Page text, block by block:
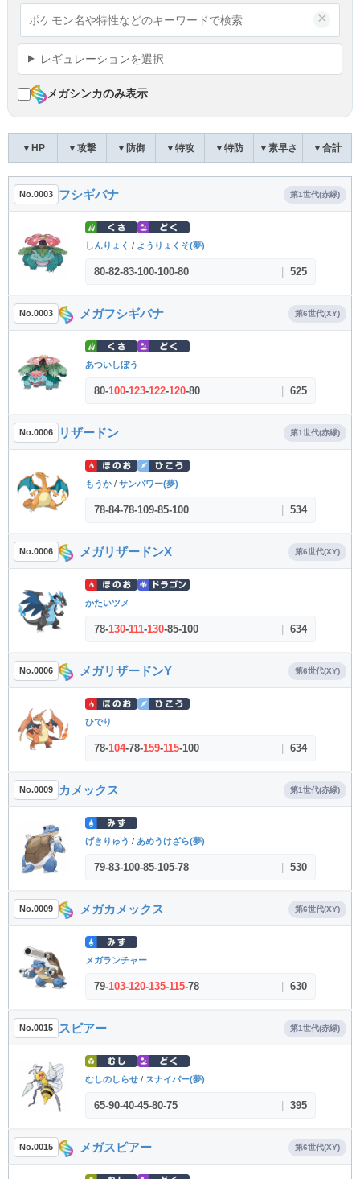
×
レギュレーションを選択
メガシンカのみ表示
▼HP ▼攻撃 ▼防御 ▼特攻 ▼特防 ▼素早さ ▼合計
No.0003 フシギバナ 第1世代(赤緑)
しんりょく / ようりょくそ(夢)
80-82-83-100-100-80 525
No.0003 メガフシギバナ 第6世代(XY)
あついしぼう
80-100-123-122-120-80 625
No.0006 リザードン 第1世代(赤緑)
もうか/ サンパワー(夢)
78-84-78-109-85-100 534
No.0006 メガリザードンX 第6世代(XY)
かたいツメ
78-130-111-130-85-100 634
No.0006 メガリザードンY 第6世代(XY)
ひでり
78-104-78-159-115-100 634
No.0009 カメックス 第1世代(赤緑)
げきりゅう / あめうけざら(夢)
79-83-100-85-105-78 530
No.0009 メガカメックス 第6世代(XY)
メガランチャー
79-103-120-135-115-78 630
No.0015 スピアー 第1世代(赤緑)
むしのしらせ / スナイパー(夢)
65-90-40-45-80-75 395
No.0015 メガスピアー 第6世代(XY)